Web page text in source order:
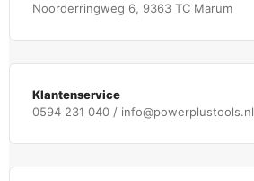
Noorderringweg 6, 9363 TC Marum
Klantenservice
0594 231 040 / info@powerplustools.nl